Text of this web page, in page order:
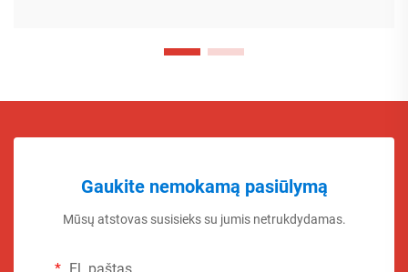
Gaukite nemokamą pasiūlymą
Mūsų atstovas susisieks su jumis netrukdydamas.